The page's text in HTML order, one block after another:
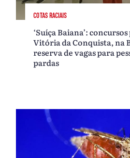
COTAS RACIAIS
‘Suíça Baiana’:
Vitória da Conquista, na
reserva de vagas para
pardas